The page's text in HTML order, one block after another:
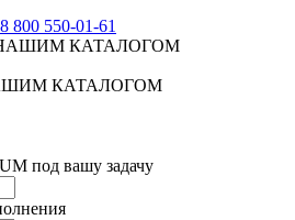
8 800 550-01-61
КАТАЛОГОМ
под вашу задачу